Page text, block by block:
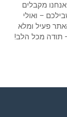
מקבלים
– ואולי
פעיל ומלא
תודה מכל הלב!